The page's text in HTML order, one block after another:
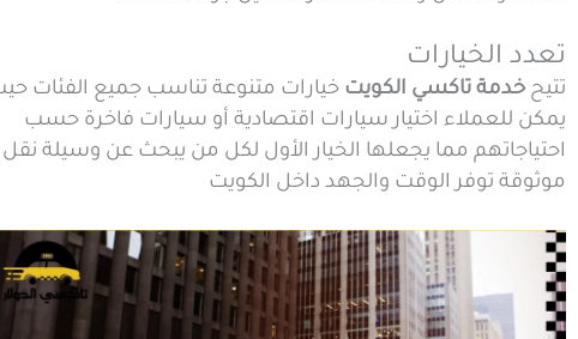
تعدد الخيارات
تتيح خدمة تاكسي الكويت خيارات متنوعة تناسب جميع الفئات
يمكن للعملاء اختيار سيارات اقتصادية أو سيارات فاخرة حسب
احتياجاتهم مما يجعلها الخيار الأول لكل من يبحث عن وسيلة نقل
موثوقة توفر الوقت والجهد داخل الكويت